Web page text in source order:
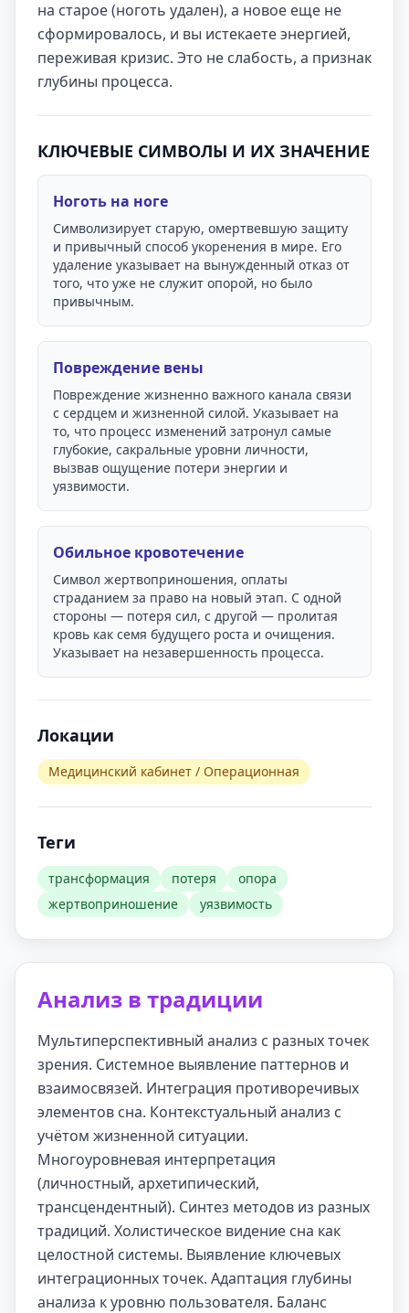
на старое (ноготь удален), а новое еще не
сформировалось, и вы истекаете энергией,
переживая кризис. Это не слабость, а признак
глубины процесса.
КЛЮЧЕВЫЕ СИМВОЛЫ И ИХ ЗНАЧЕНИЕ
Ноготь на ноге
Символизирует старую, омертвевшую защиту
и привычный способ укоренения в мире. Его
удаление указывает на вынужденный отказ от
того, что уже не служит опорой, но было
привычным.
Повреждение вены
Повреждение жизненно важного канала связи
с сердцем и жизненной силой. Указывает на
то, что процесс изменений затронул самые
глубокие, сакральные уровни личности,
вызвав ощущение потери энергии и
уязвимости.
Обильное кровотечение
Символ жертвоприношения, оплаты
страданием за право на новый этап. С одной
стороны — потеря сил, с другой — пролитая
кровь как семя будущего роста и очищения.
Указывает на незавершенность процесса.
Локации
Медицинский кабинет / Операционная
Теги
трансформация потеря
опора
жертвоприношение
уязвимость
Анализ в традиции
Мультиперспективный анализ с разных точек
зрения. Системное выявление паттернов и
взаимосвязей. Интеграция противоречивых
элементов сна. Контекстуальный анализ с
учётом жизненной ситуации.
Многоуровневая интерпретация
(личностный, архетипический,
трансцендентный). Синтез методов из разных
традиций. Холистическое видение сна как
целостной системы. Выявление ключевых
интеграционных точек. Адаптация глубины
анализа к уровню пользователя. Баланс